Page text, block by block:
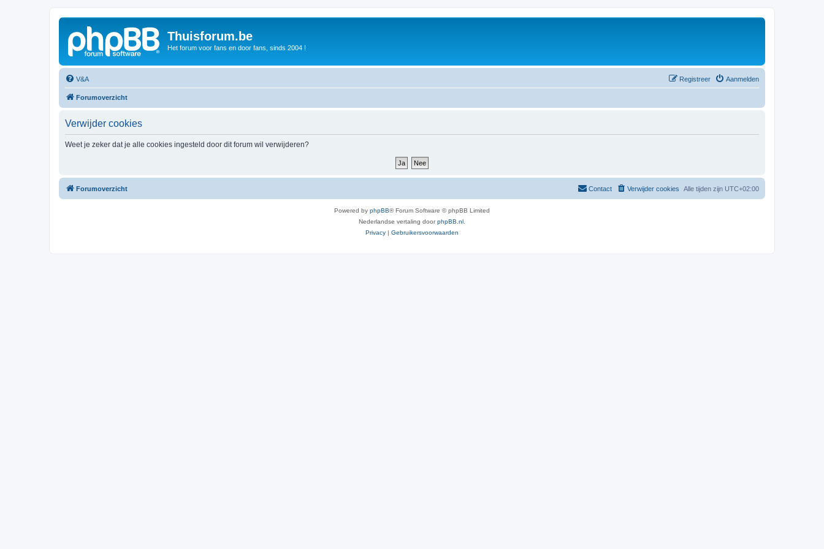
Thuisforum.be
Het forum voor fans en door fans, sinds 2004 !
V&A Aanmelden
Registreer
Forumoverzicht
Verwijder cookies
Weet je zeker dat je alle cookies ingesteld door dit forum wil verwijderen?
Forumoverzicht Alle tijden zijn UTC+02:00
Verwijder cookies
Contact
Powered by phpBB® Forum Software © phpBB Limited
Nederlandse vertaling doorphpBB.nl
Privacy | Gebruikersvoorwaarden